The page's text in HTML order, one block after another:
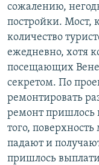
сожалению,
постройки. Мост,
количество
ежедневно, хотя
посещающих
секретом. По
ремонтировать
ремонт пришлось
того,
падают и
пришлось